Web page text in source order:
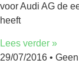
voor Audi AG de
heeft
Lees verder »
29/07/2016